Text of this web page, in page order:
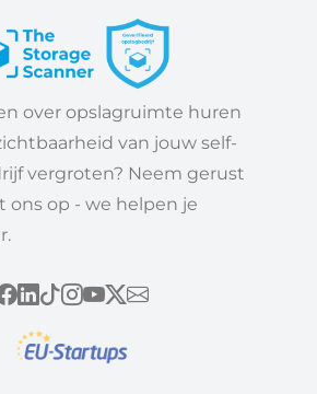
over opslagruimte huren
van jouw self-
vergroten? Neem gerust
ons op - we helpen je